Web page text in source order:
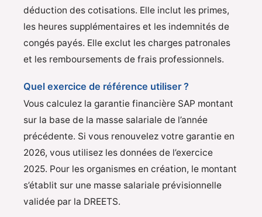
déduction des cotisations. Elle inclut les primes,
les heures supplémentaires et les indemnités de
congés payés. Elle exclut les charges patronales
et les remboursements de frais professionnels.
Quel exercice de référence utiliser ?
Vous calculez la garantie financière SAP montant
sur la base de la masse salariale de l’année
précédente. Si vous renouvelez votre garantie en
2026, vous utilisez les données de l’exercice
2025. Pour les organismes en création, le montant
s’établit sur une masse salariale prévisionnelle
validée par la DREETS.